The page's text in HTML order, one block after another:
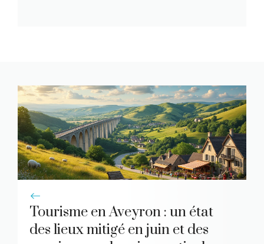
Tourisme en Aveyron : un état
des lieux mitigé en juin et des